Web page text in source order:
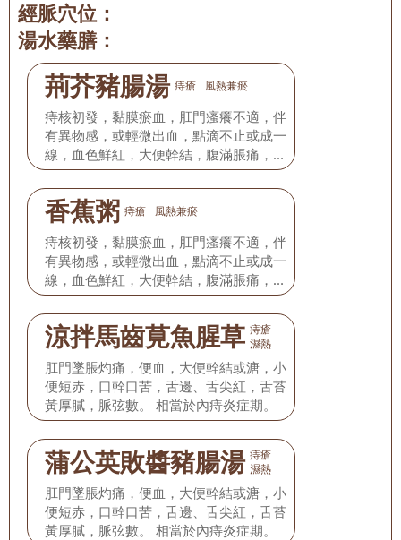
經脈穴位：
湯水藥膳：
荊芥豬腸湯 痔瘡 風熱兼瘀
痔核初發，黏膜瘀血，肛門瘙癢不適，伴
有異物感，或輕微出血，點滴不止或成一
線，血色鮮紅，大便幹結，腹滿脹痛，舌
質紅，或有瘀斑、瘀點，舌苔薄黃，脈弦
數。 相當於內痔及血栓性混合痔I.期。
香蕉粥 痔瘡 風熱兼瘀
痔核初發，黏膜瘀血，肛門瘙癢不適，伴
有異物感，或輕微出血，點滴不止或成一
線，血色鮮紅，大便幹結，腹滿脹痛，舌
質紅，或有瘀斑、瘀點，舌苔薄黃，脈弦
數。 相當於內痔及血栓性混合痔I.期。
涼拌馬齒莧魚腥草 痔瘡
濕熱
肛門墜脹灼痛，便血，大便幹結或溏，小
便短赤，口幹口苦，舌邊、舌尖紅，舌苔
黃厚膩，脈弦數。 相當於內痔炎症期。
蒲公英敗醬豬腸湯 痔瘡
濕熱
肛門墜脹灼痛，便血，大便幹結或溏，小
便短赤，口幹口苦，舌邊、舌尖紅，舌苔
黃厚膩，脈弦數。 相當於內痔炎症期。